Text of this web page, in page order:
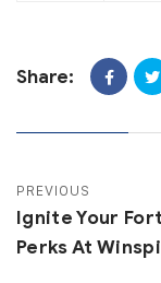
Share:
PREVIOUS
Ignite Your
Perks At